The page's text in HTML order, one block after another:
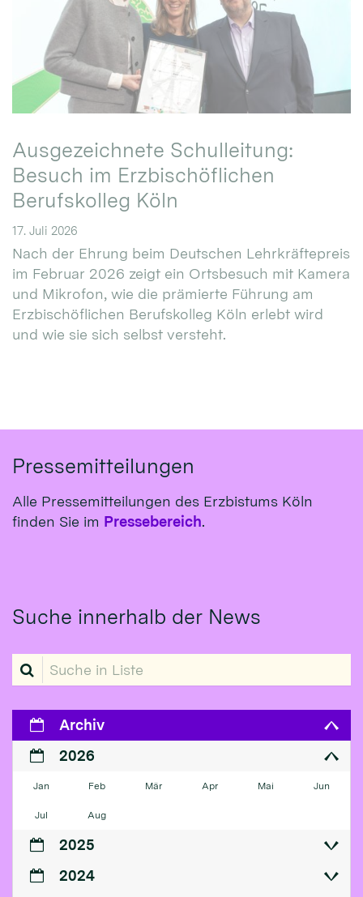
Ausgezeichnete Schulleitung:
Besuch im Erzbischöflichen
Berufskolleg Köln
17. Juli 2026
Nach der Ehrung beim Deutschen Lehrkräftepreis
im Februar 2026 zeigt ein Ortsbesuch mit Kamera
und Mikrofon, wie die prämierte Führung am
Erzbischöflichen Berufskolleg Köln erlebt wird
und wie sie sich selbst versteht.
Pressemitteilungen
Alle Pressemitteilungen des Erzbistums Köln
finden Sie im Pressebereich.
Suche innerhalb der News
Suche in Liste
Archiv
2026
Jan Feb Mär Apr Mai Jun
Jul Aug
2025
2024